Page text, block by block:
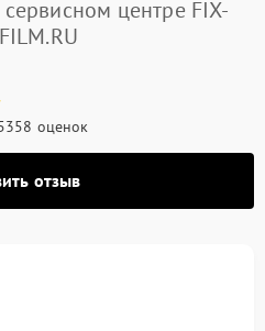
центре FIX-
оценок
отзыв